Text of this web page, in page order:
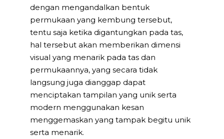
dengan mengandalkan bentuk
permukaan yang kembung tersebut,
tentu saja ketika digantungkan pada tas,
hal tersebut akan memberikan dimensi
visual yang menarik pada tas dan
permukaannya, yang secara tidak
langsung juga dianggap dapat
menciptakan tampilan yang unik serta
modern menggunakan kesan
menggemaskan yang tampak begitu unik
serta menarik.